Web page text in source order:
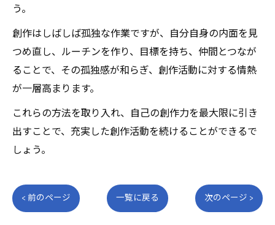
う。
創作はしばしば孤独な作業ですが、自分自身の内面を見
つめ直し、ルーチンを作り、目標を持ち、仲間とつなが
ることで、その孤独感が和らぎ、創作活動に対する情熱
が一層高まります。
これらの方法を取り入れ、自己の創作力を最大限に引き
出すことで、充実した創作活動を続けることができるで
しょう。
< 前のページ 一覧に戻る 次のページ >